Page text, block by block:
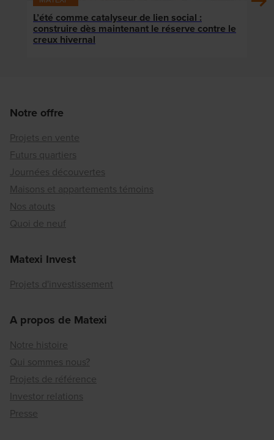
L’été comme catalyseur de lien social :
construire dès maintenant le réserve contre le
creux hivernal
Notre offre
Projets en vente
Futurs quartiers
Journées découvertes
Maisons et appartements témoins
Nos atouts
Quoi de neuf
Matexi Invest
Projets d'investissement
A propos de Matexi
Notre histoire
Qui sommes nous?
Projets de référence
Investor relations
Presse